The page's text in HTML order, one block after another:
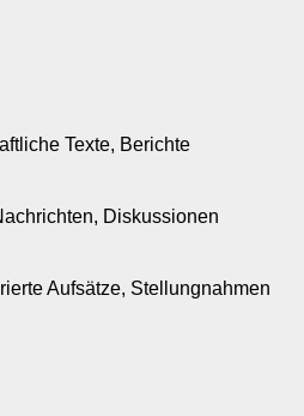
Texte, Berichte
Diskussionen
Aufsätze, Stellungnahmen